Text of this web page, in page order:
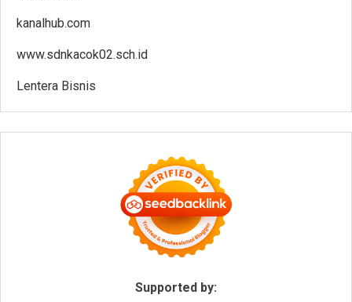
kanalhub.com
www.sdnkacok02.sch.id
Lentera Bisnis
Supported by: